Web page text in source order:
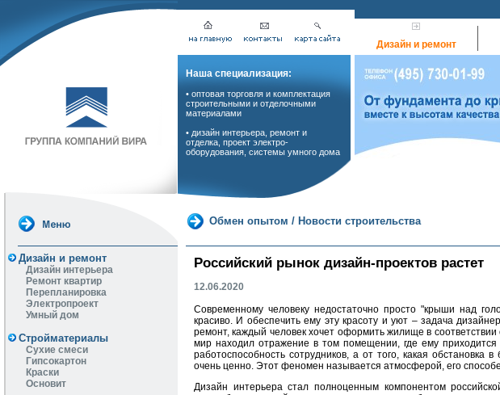
Дизайн и ремонт
Наша специализация:
• оптовая торговля и комплектация
строительными и отделочными
материалами
• дизайн интерьера, ремонт и
отделка, проект электро-
оборудования, системы умного дома
Дизайн и ремонт
Дизайн интерьера
Ремонт квартир
Перепланировка
Электропроект
Умный дом
Стройматериалы
Сухие смеси
Гипсокартон
Краски
Основит
Обмен опытом / Новости строительства
Российский рынок дизайн-проектов растет
12.06.2020
Современному человеку недостаточно просто "крыши над
красиво. И обеспечить ему эту красоту и уют – задача
ремонт, каждый человек хочет оформить жилище в
мир находил отражение в том помещении, где ему
работоспособность сотрудников, а от того, какая
очень ценно. Этот феномен называется атмосферой, его
Дизайн интерьера стал полноценным компонентом